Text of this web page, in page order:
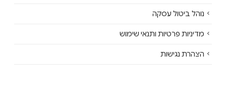
נוהל ביטול עסקה
מדיניות פרטיות ותנאי שימוש
הצהרת נגישות